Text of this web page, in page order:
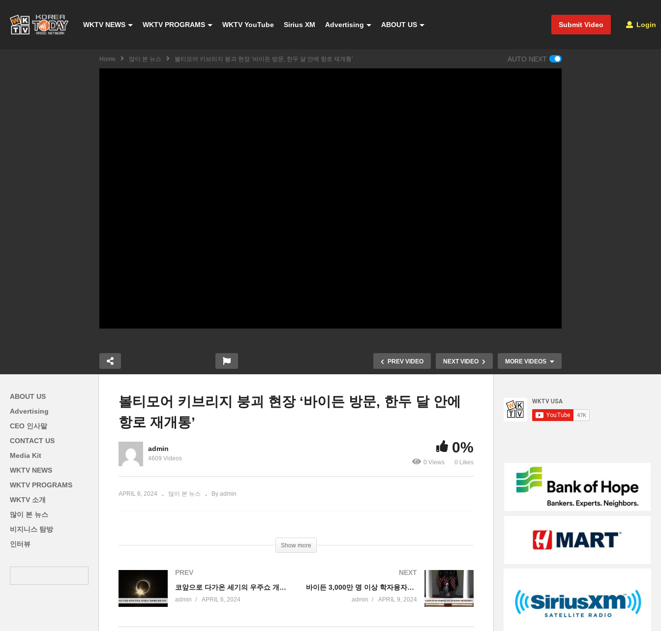
Submit Video Login
WKTV NEWS WKTV PROGRAMS WKTV YouTube Sirius XM Advertising ABOUT US
Home 많이 본 뉴스 볼티모어 키브리지 붕괴 현장 ‘바이든 방문, 한두 달 안에 항로 재개통’ AUTO NEXT
PREV VIDEO NEXT VIDEO MORE VIDEOS
가장 돈 많
뉴저지 진도 4 8도 지진 발생
ABOUT US
Advertising
CEO 인사말
CONTACT US
Media Kit
WKTV NEWS
WKTV PROGRAMS
WKTV 소개
많이 본 뉴스
비지니스 탐방
인터뷰
볼티모어 키브리지 붕괴 현장 ‘바이든 방문, 한두 달 안에
항로 재개통’
admin
4609 Videos
0%
0 Views 0 Likes
APRIL 6, 2024 많이 본 뉴스 By admin
Show more
PREV
코앞으로 다가온 세기의 우주쇼 개기일식 ‘일부에선 혼란 우려’
admin APRIL 6, 2024
NEXT
바이든 3,000만 명 이상 학자융자금 이자 2만 달러까지 자동 탕감해준다
admin APRIL 9, 2024